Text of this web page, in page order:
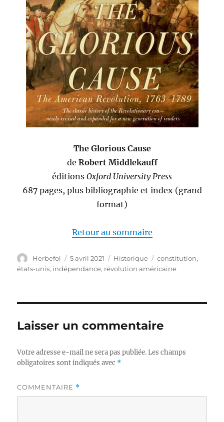
The Glorious Cause
de Robert Middlekauff
éditions Oxford University Press
687 pages, plus bibliographie et index (grand
format)
Retour au sommaire
Auteur
Herbefol
Publié
le
5 avril 2021 Catégories
Historique Étiquettes
constitution,
états-unis, indépendance, révolution américaine
Laisser un commentaire
Votre adresse e-mail ne sera pas publiée. Les champs
obligatoires sont indiqués avec *
COMMENTAIRE *